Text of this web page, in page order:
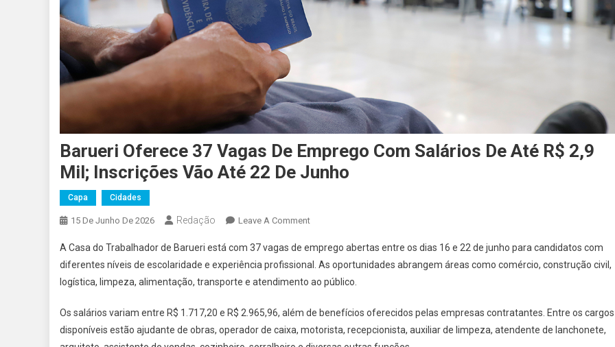
Barueri Oferece 37 Vagas De Emprego Com Salários De Até R$ 2,9
Mil; Inscrições Vão Até 22 De Junho
Capa Cidades
15 De Junho De 2026 Redação Leave A CommentOn
Oferece
37
Vagas
Emprego
Com
A Casa do Trabalhador de Barueri está com 37 vagas de emprego abertas entre os dias 16 e 22 de junho para candidatos com
diferentes níveis de escolaridade e experiência profissional. As oportunidades abrangem áreas como comércio, construção civil,
logística, limpeza, alimentação, transporte e atendimento ao público.
Os salários variam entre R$ 1.717,20 e R$ 2.965,96, além de benefícios oferecidos pelas empresas contratantes. Entre os cargos
disponíveis estão ajudante de obras, operador de caixa, motorista, recepcionista, auxiliar de limpeza, atendente de lanchonete,